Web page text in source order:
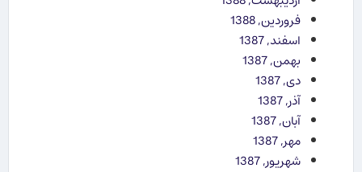
فروردین, 1388
اسفند, 1387
بهمن, 1387
دی, 1387
آذر, 1387
آبان, 1387
مهر, 1387
شهریور, 1387